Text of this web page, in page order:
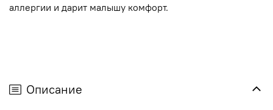
аллергии и дарит малышу комфорт.
Описание